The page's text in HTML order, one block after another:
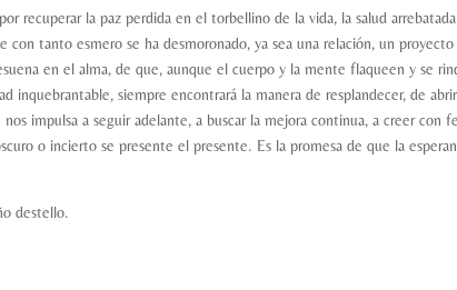
recuperar la paz perdida en el torbellino de la vida, la salud
tanto esmero se ha desmoronado, ya sea una relación, un
en el alma, de que, aunque el cuerpo y la mente flaqueen y se
inquebrantable, siempre encontrará la manera de resplandecer, de
impulsa a seguir adelante, a buscar la mejora continua, a creer con fe
o incierto se presente el presente. Es la promesa de que la
destello.